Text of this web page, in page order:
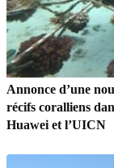
Annonce d’une
récifs coralliens
Huawei et l’UICN